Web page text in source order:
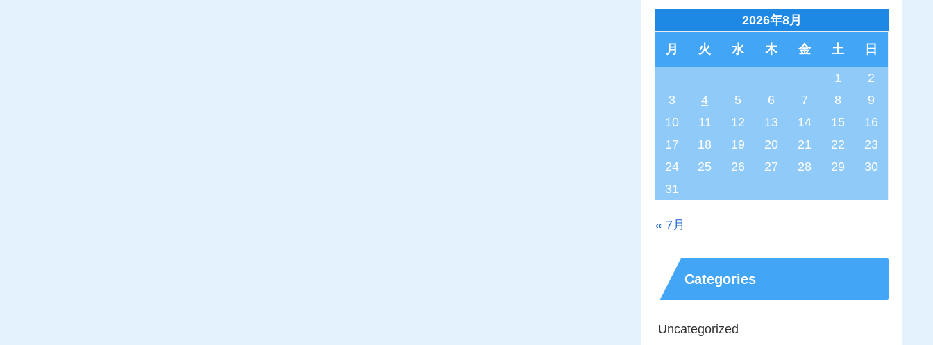
2026年8月
月 火 水 木 金 土 日
1
2
3
4 5 6 7 8
9
10
11 12 13 14 15
16
17
18 19 20 21 22
23
24
25 26 27 28 29
30
31
« 7月
Categories
Uncategorized